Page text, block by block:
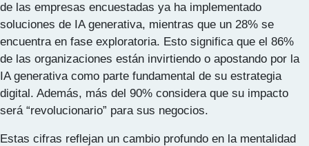
de las empresas encuestadas ya ha implementado
soluciones de IA generativa, mientras que un 28% se
encuentra en fase exploratoria. Esto significa que el 86%
de las organizaciones están invirtiendo o apostando por la
IA generativa como parte fundamental de su estrategia
digital. Además, más del 90% considera que su impacto
será “revolucionario” para sus negocios.
Estas cifras reflejan un cambio profundo en la mentalidad